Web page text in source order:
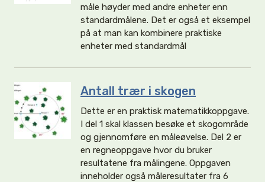
måle høyder med andre enheter enn
standardmålene. Det er også et eksempel
på at man kan kombinere praktiske
enheter med standardmål
Antall trær i skogen
Dette er en praktisk matematikkoppgave.
I del 1 skal klassen besøke et skogområde
og gjennomføre en måleøvelse. Del 2 er
en regneoppgave hvor du bruker
resultatene fra målingene. Oppgaven
inneholder også måleresultater fra 6